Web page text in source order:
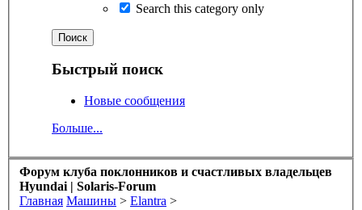
Search this category only
Быстрый поиск
Новые сообщения
Больше...
Форум клуба поклонников и счастливых владельцев
Hyundai | Solaris-Forum
Главная Машины > Elantra >